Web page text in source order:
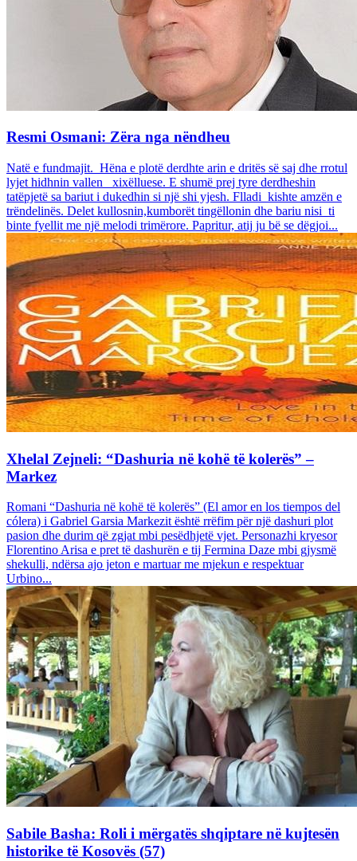
Resmi Osmani: Zëra nga nëndheu
Natë e fundmajit. Hëna e plotë derdhte arin e dritës së saj dhe rrotul
lyjet hidhnin vallen xixëlluese. E shumë prej tyre derdheshin
tatëpjetë sa bariut i dukedhin si një shi yjesh. Flladi kishte amzën e
trëndelinës. Delet kullosnin,kumborët tingëllonin dhe bariu nisi ti
binte fyellit me një melodi trimërore. Papritur, atij ju bë se dëgjoi...
Xhelal Zejneli: “Dashuria në kohë të kolerës” –
Markez
Romani “Dashuria në kohë të kolerës” (El amor en los tiempos del
cólera) i Gabriel Garsia Markezit është rrëfim për një dashuri plot
pasion dhe durim që zgjat mbi pesëdhjetë vjet. Personazhi kryesor
Florentino Arisa e pret të dashurën e tij Fermina Daze mbi gjysmë
shekulli, ndërsa ajo jeton e martuar me mjekun e respektuar
Urbino...
Sabile Basha: Roli i mërgatës shqiptare në kujtesën
historike të Kosovës (57)